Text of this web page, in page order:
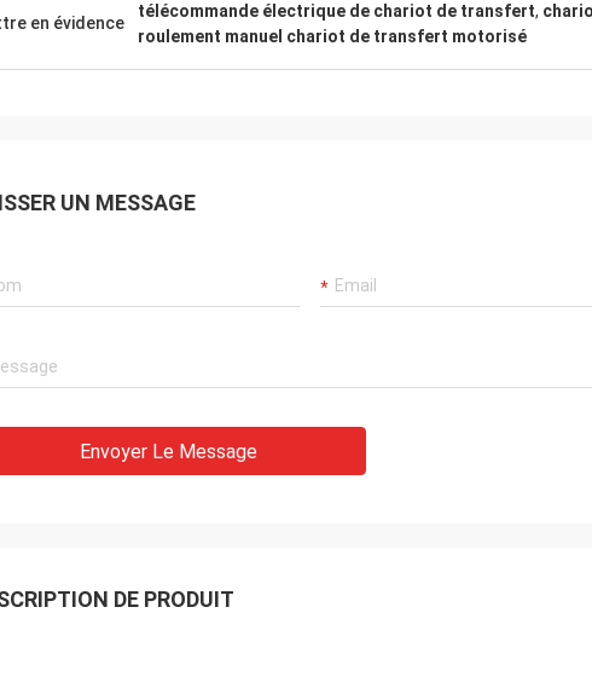
en évidence
télécommande électrique de chariot de transfert,
roulement manuel chariot de transfert motorisé
UN MESSAGE
Envoyer Le Message
DE PRODUIT